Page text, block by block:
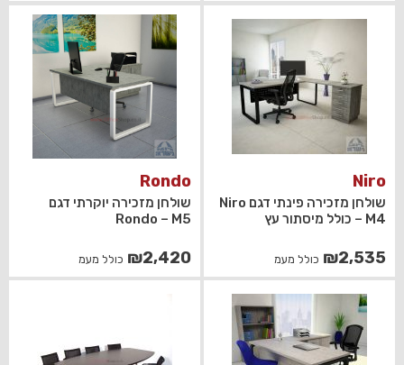
Niro
שולחן מזכירה פינתי דגם Niro
– M4 כולל מיסתור עץ
₪2,535 כולל מעמ
Rondo
שולחן מזכירה יוקרתי דגם
Rondo – M5
₪2,420 כולל מעמ